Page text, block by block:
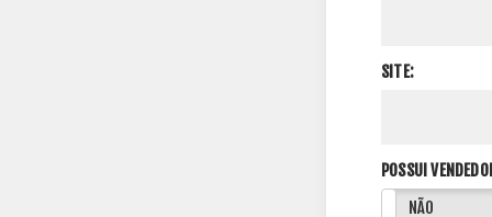
SITE:
POSSUI
NÃO